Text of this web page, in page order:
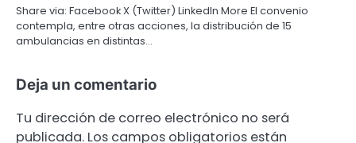
Share via: Facebook X (Twitter) LinkedIn More El convenio
contempla, entre otras acciones, la distribución de 15
ambulancias en distintas…
Deja un comentario
Tu dirección de correo electrónico no será
publicada. Los campos obligatorios están